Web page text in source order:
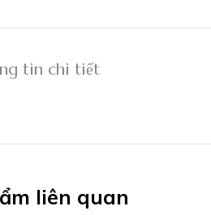
tin chi tiết
liên quan